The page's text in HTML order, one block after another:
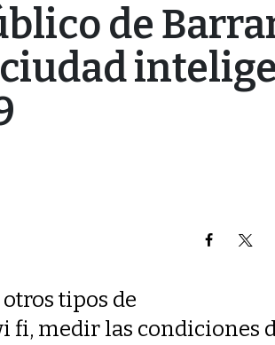
de
tipos de
fi, medir las condiciones